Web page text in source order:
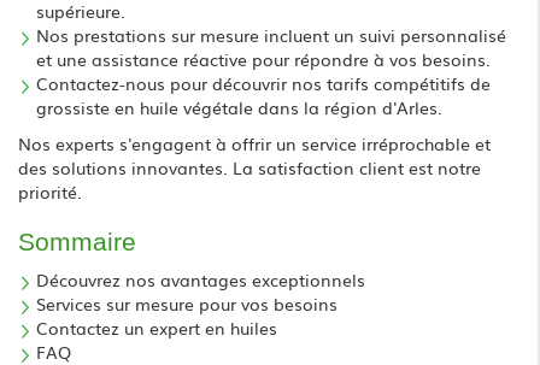
supérieure.
Nos prestations sur mesure incluent un suivi personnalisé
et une assistance réactive pour répondre à vos besoins.
Contactez-nous pour découvrir nos tarifs compétitifs de
grossiste en huile végétale dans la région d'Arles.
Nos experts s'engagent à offrir un service irréprochable et
des solutions innovantes. La satisfaction client est notre
priorité.
Sommaire
Découvrez nos avantages exceptionnels
Services sur mesure pour vos besoins
Contactez un expert en huiles
FAQ